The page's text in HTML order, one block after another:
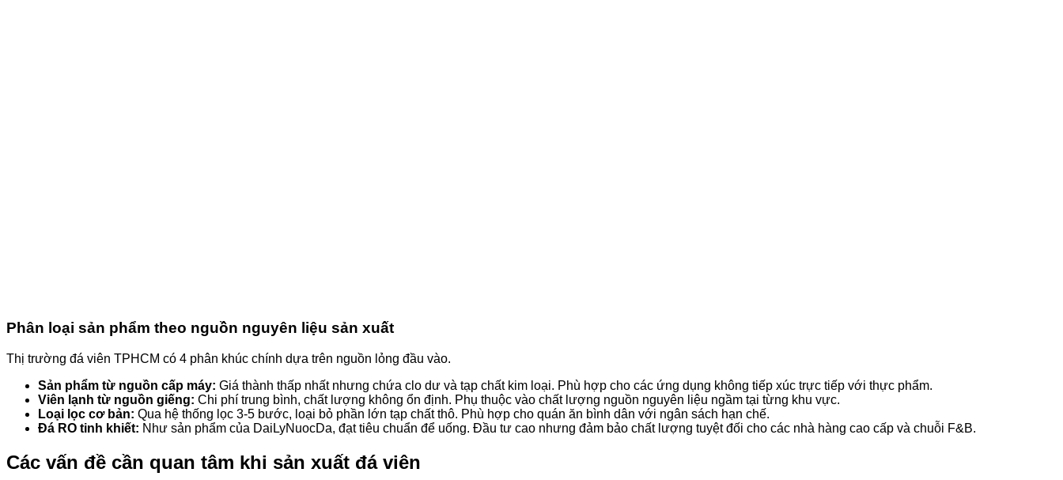
Phân loại sản phẩm theo nguồn nguyên liệu sản xuất
Thị trường đá viên TPHCM có 4 phân khúc chính dựa trên nguồn lỏng đầu vào.
Sản phẩm từ nguồn cấp máy: Giá thành thấp nhất nhưng chứa clo dư và tạp chất kim loại. Phù hợp cho các ứng dụng không tiếp xúc trực tiếp với thực phẩm.
Viên lạnh từ nguồn giếng: Chi phí trung bình, chất lượng không ổn định. Phụ thuộc vào chất lượng nguồn nguyên liệu ngầm tại từng khu vực.
Loại lọc cơ bản: Qua hệ thống lọc 3-5 bước, loại bỏ phần lớn tạp chất thô. Phù hợp cho quán ăn bình dân với ngân sách hạn chế.
Đá RO tinh khiết: Như sản phẩm của DaiLyNuocDa, đạt tiêu chuẩn để uống. Đầu tư cao nhưng đảm bảo chất lượng tuyệt đối cho các nhà hàng cao cấp và chuỗi F&B.
Các vấn đề cần quan tâm khi sản xuất đá viên